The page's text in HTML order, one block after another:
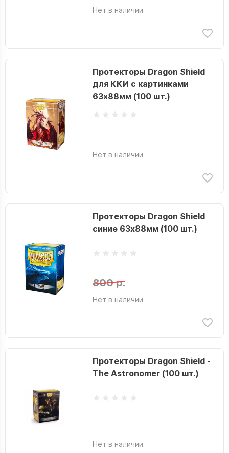
Нет в наличии
Протекторы Dragon Shield
для ККИ с картинками
63x88мм (100 шт.)
Нет в наличии
Протекторы Dragon Shield
синие 63x88мм (100 шт.)
800 р.
Нет в наличии
Протекторы Dragon Shield -
The Astronomer (100 шт.)
Нет в наличии